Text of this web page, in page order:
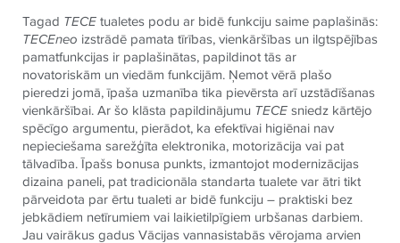
Tagad TECEtualetes podu ar bidē funkciju saime paplašinās:
TECEneo izstrādē pamata tīrības, vienkāršības un ilgtspējības
pamatfunkcijas ir paplašinātas, papildinot tās ar
novatoriskām un viedām funkcijām. Ņemot vērā plašo
pieredzi jomā, īpaša uzmanība tika pievērsta arī uzstādīšanas
vienkāršībai. Ar šo klāsta papildinājumu TECEsniedz kārtējo
spēcīgo argumentu, pierādot, ka efektīvai higiēnai nav
nepieciešama sarežģīta elektronika, motorizācija vai pat
tālvadība. Īpašs bonusa punkts, izmantojot modernizācijas
dizaina paneli, pat tradicionāla standarta tualete var ātri tikt
pārveidota par ērtu tualeti ar bidē funkciju – praktiski bez
jebkādiem netīrumiem vai laikietilpīgiem urbšanas darbiem.
Jau vairākus gadus Vācijas vannasistabās vērojama arvien